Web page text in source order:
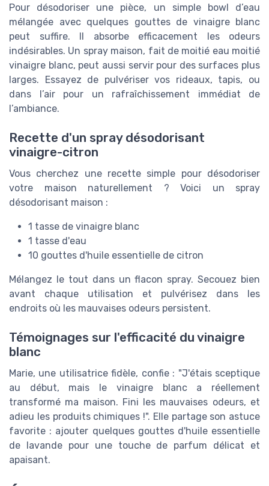
Pour désodoriser une pièce, un simple bowl d’eau
mélangée avec quelques gouttes de vinaigre blanc
peut suffire. Il absorbe efficacement les odeurs
indésirables. Un spray maison, fait de moitié eau moitié
vinaigre blanc, peut aussi servir pour des surfaces plus
larges. Essayez de pulvériser vos rideaux, tapis, ou
dans l’air pour un rafraîchissement immédiat de
l’ambiance.
Recette d'un spray désodorisant
vinaigre-citron
Vous cherchez une recette simple pour désodoriser
votre maison naturellement ? Voici un spray
désodorisant maison :
1 tasse de vinaigre blanc
1 tasse d'eau
10 gouttes d'huile essentielle de citron
Mélangez le tout dans un flacon spray. Secouez bien
avant chaque utilisation et pulvérisez dans les
endroits où les mauvaises odeurs persistent.
Témoignages sur l'efficacité du vinaigre
blanc
Marie, une utilisatrice fidèle, confie : "J'étais sceptique
au début, mais le vinaigre blanc a réellement
transformé ma maison. Fini les mauvaises odeurs, et
adieu les produits chimiques !". Elle partage son astuce
favorite : ajouter quelques gouttes d'huile essentielle
de lavande pour une touche de parfum délicat et
apaisant.